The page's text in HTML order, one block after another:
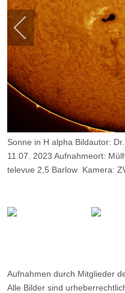
Sonne in H alpha Bildautor:
11.07. 2023 Aufnahmeort:
televue 2,5 Barlow Kamera:
Aufnahmen durch Mitglieder
Alle Bilder sind